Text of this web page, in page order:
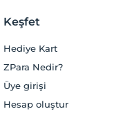
Keşfet
Hediye Kart
ZPara Nedir?
Üye girişi
Hesap oluştur